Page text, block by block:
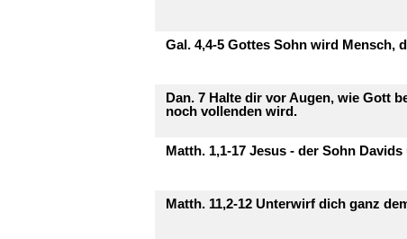
Gal. 4,4-5 Gottes Sohn wird Mensch,
Dan. 7 Halte dir vor Augen, wie Gott
noch vollenden wird.
Matth. 1,1-17 Jesus - der Sohn
Matth. 11,2-12 Unterwirf dich ganz